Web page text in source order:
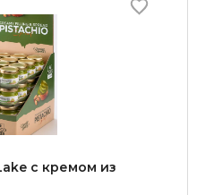
с кремом из